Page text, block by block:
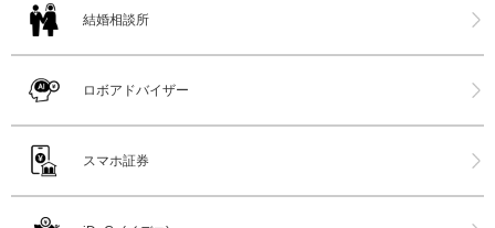
結婚相談所
ロボアドバイザー
スマホ証券